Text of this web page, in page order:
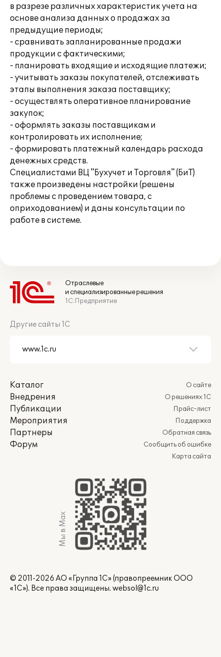
в разрезе различных характеристик учета на
основе анализа данных о продажах за
предыдущие периоды;
- сравнивать запланированные продажи
продукции с фактическими;
- планировать входящие и исходящие платежи;
- учитывать заказы покупателей, отслеживать
этапы выполнения заказа поставщику;
- осуществлять оперативное планирование
закупок;
- оформлять заказы поставщикам и
контролировать их исполнение;
- формировать платежный календарь расхода
денежных средств.
Специалистами ВЦ "Бухучет и Торговля" (БиТ)
также произведены настройки (решены
проблемы с проведением товара, с
оприходованием) и даны консультации по
работе в системе.
Отраслевые
и специализированные решения
1С:Предприятие
Другие сайты 1С
Каталог
Внедрения
Публикации
Мероприятия
Партнеры
Форум
О сайте
О решениях 1С
Прайс-лист
Поддержка
Обратная связь
Сообщить об ошибке
Карта сайта
Мы в Max
© 2011-2026 АО «Группа 1С» (правопреемник ООО
«1С»). Все права защищены. websol@1c.ru